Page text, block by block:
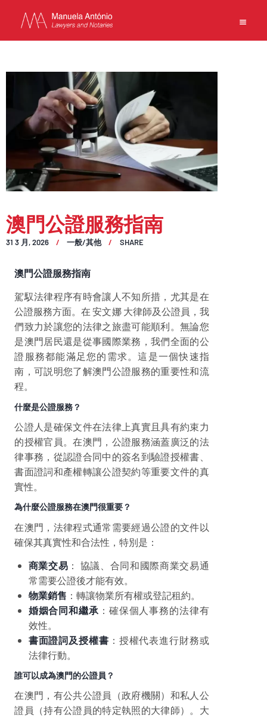
主頁
業務
團隊
新聞
聯繫方式
使用條款
EN
澳門公證服務指南
31 3 月, 2026 一般/其他 SHARE
澳門公證服務指南
駕馭法律程序有時會讓人不知所措，尤其是在
公證服務方面。在 安文娜 大律師及公證員，我
們致力於讓您的法律之旅盡可能順利。無論您
是澳門居民還是從事國際業務，我們全面的公
證服務都能滿足您的需求。這是一個快速指
南，可説明您了解澳門公證服務的重要性和流
程。
什麼是公證服務？
公證人是確保文件在法律上真實且具有約束力
的授權官員。在澳門，公證服務涵蓋廣泛的法
律事務，從認證合同中的簽名到驗證授權書、
書面證詞和產權轉讓公證契約等重要文件的真
實性。
為什麼公證服務在澳門很重要？
在澳門，法律程式通常需要經過公證的文件以
確保其真實性和合法性，特別是：
商業交易 ： 協議、合同和國際商業交易通
常需要公證後才能有效。
物業銷售 ：轉讓物業所有權或登記租約。
婚姻合同和繼承 ：確保個人事務的法律有
效性。
書面證詞及授權書 ：授權代表進行財務或
法律行動。
誰可以成為澳門的公證員？
在澳門，有公共公證員（政府機關）和私人公
證員（持有公證員的特定執照的大律師）。大